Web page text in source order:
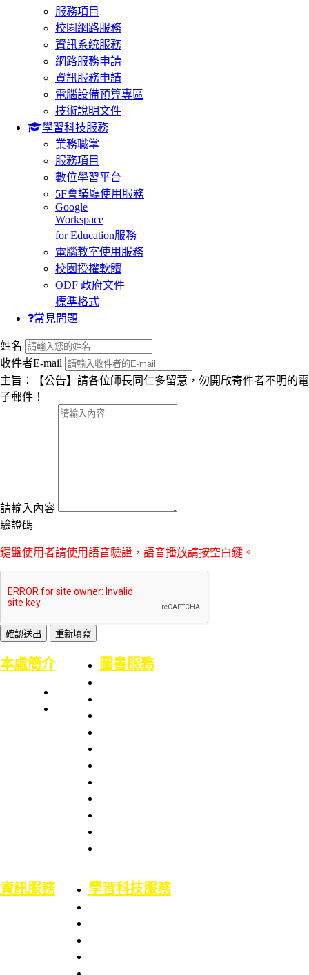
服務項目
校園網路服務
資訊系統服務
網路服務申請
資訊服務申請
電腦設備預算專區
技術說明文件
學習科技服務
業務職掌
服務項目
數位學習平台
5F會議廳使用服務
Google
Workspace
for Education服務
電腦教室使用服務
校園授權軟體
ODF 政府文件
標準格式
常見問題
:::
姓名
收件者E-mail
主旨：【公告】請各位師長同仁多留意，勿開啟寄件者不明的電
子郵件！
請輸入內容
驗證碼
鍵盤使用者請使用語音驗證，語音播放請按空白鍵。
本處簡介 圖書服務
資訊服務 學習科技服務